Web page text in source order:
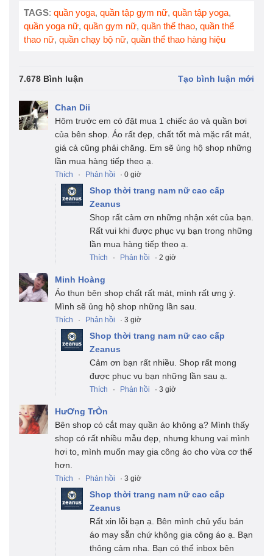
TAGS: quần yoga, quần tập gym nữ, quần tập yoga,
quần yoga nữ, quần gym nữ, quần thể thao, quần thể
thao nữ, quần chạy bộ nữ, quần thể thao hàng hiệu
7.678 Bình luận Tạo bình luận mới
Chan Dii
Hôm trước em có đặt mua 1 chiếc áo và quần bơi
của bên shop. Áo rất đẹp, chất tốt mà mặc rất mát,
giá cả cũng phải chăng. Em sẽ ủng hộ shop những
lần mua hàng tiếp theo ạ.
Thích · Phản hồi · 0 giờ
Shop thời trang nam nữ cao cấp
Zeanus
Shop rất cảm ơn những nhận xét của bạn.
Rất vui khi được phục vụ bạn trong những
lần mua hàng tiếp theo ạ.
Thích · Phản hồi · 2 giờ
Minh Hoàng
Áo thun bên shop chất rất mát, mình rất ưng ý.
Mình sẽ ủng hộ shop những lần sau.
Thích · Phản hồi · 3 giờ
Shop thời trang nam nữ cao cấp
Zeanus
Cảm ơn bạn rất nhiều. Shop rất mong
được phục vụ bạn những lần sau ạ.
Thích · Phản hồi · 3 giờ
HưƠng TrÒn
Bên shop có cắt may quần áo không ạ? Mình thấy
shop có rất nhiều mẫu đẹp, nhưng khung vai mình
hơi to, mình muốn may gia công áo cho vừa cơ thể
hơn.
Thích · Phản hồi · 3 giờ
Shop thời trang nam nữ cao cấp
Zeanus
Rất xin lỗi bạn ạ. Bên mình chủ yếu bán
áo may sẵn chứ không gia công áo ạ. Bạn
thông cảm nha. Bạn có thể inbox bên